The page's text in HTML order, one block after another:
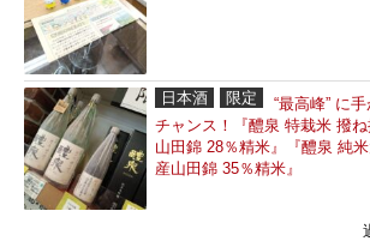
日本酒 限定
“最高峰” に
チャンス！『醴泉 特栽米 撥
山田錦 28％精米』『醴泉 純
産山田錦 35％精米』